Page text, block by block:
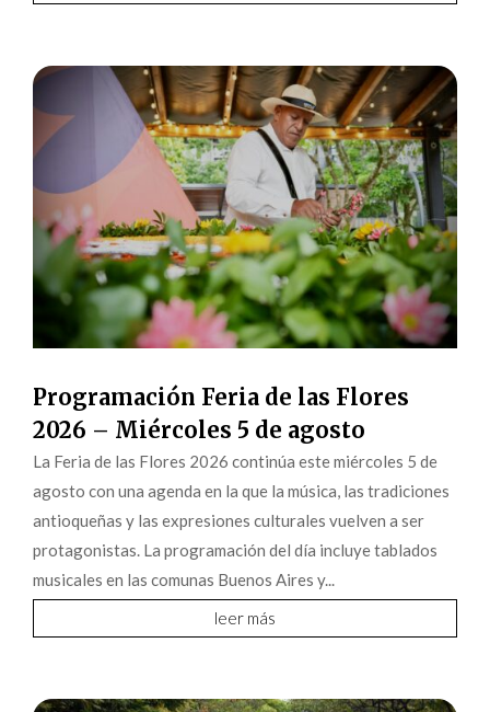
Programación Feria de las Flores
2026 – Miércoles 5 de agosto
La Feria de las Flores 2026 continúa este miércoles 5 de
agosto con una agenda en la que la música, las tradiciones
antioqueñas y las expresiones culturales vuelven a ser
protagonistas. La programación del día incluye tablados
musicales en las comunas Buenos Aires y...
leer más